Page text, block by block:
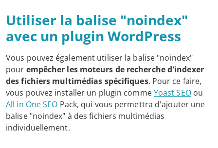
Utiliser la balise "noindex"
avec un plugin WordPress
Vous pouvez également utiliser la balise "noindex"
pour empêcher les moteurs de recherche d'indexer
des fichiers multimédias spécifiques. Pour ce faire,
vous pouvez installer un plugin commeYoast SEOou
All in One SEO Pack, qui vous permettra d'ajouter une
balise "noindex" à des fichiers multimédias
individuellement.